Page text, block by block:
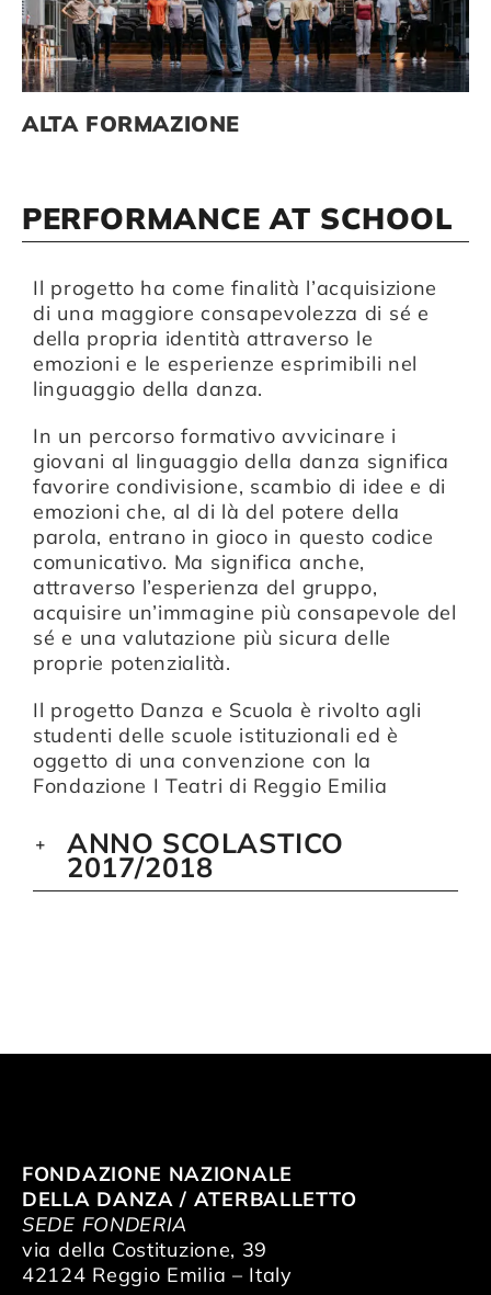
Compagnia
Sostienici
Calendario
ALTA FORMAZIONE
PERFORMANCE AT SCHOOL
Il progetto ha come finalità l’acquisizione
di una maggiore consapevolezza di sé e
della propria identità attraverso le
emozioni e le esperienze esprimibili nel
linguaggio della danza.
In un percorso formativo avvicinare i
giovani al linguaggio della danza significa
favorire condivisione, scambio di idee e di
emozioni che, al di là del potere della
parola, entrano in gioco in questo codice
comunicativo. Ma significa anche,
attraverso l’esperienza del gruppo,
acquisire un’immagine più consapevole del
sé e una valutazione più sicura delle
proprie potenzialità.
Il progetto Danza e Scuola è rivolto agli
studenti delle scuole istituzionali ed è
oggetto di una convenzione con la
Fondazione I Teatri di Reggio Emilia
ANNO SCOLASTICO
2017/2018
FONDAZIONE NAZIONALE
DELLA DANZA / ATERBALLETTO
SEDE FONDERIA
via della Costituzione, 39
42124 Reggio Emilia – Italy